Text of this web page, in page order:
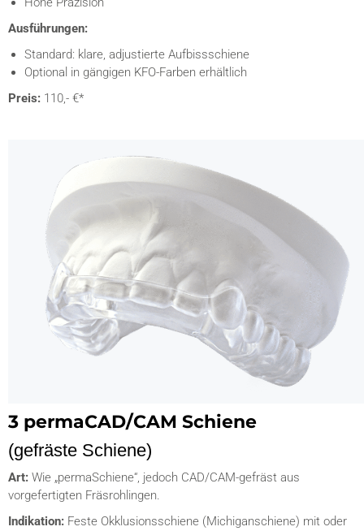
Ausführungen:
Standard: klare, adjustierte Aufbissschiene
Optional in gängigen KFO-Farben erhältlich
Preis: 110,- €*
3 permaCAD/CAM Schiene
(gefräste Schiene)
Art: Wie „permaSchiene“​, jedoch CAD/CAM-gefräst aus
vorgefertigten Fräsrohlingen.
Indikation: Feste Okklusionsschiene (Michiganschiene) mit oder